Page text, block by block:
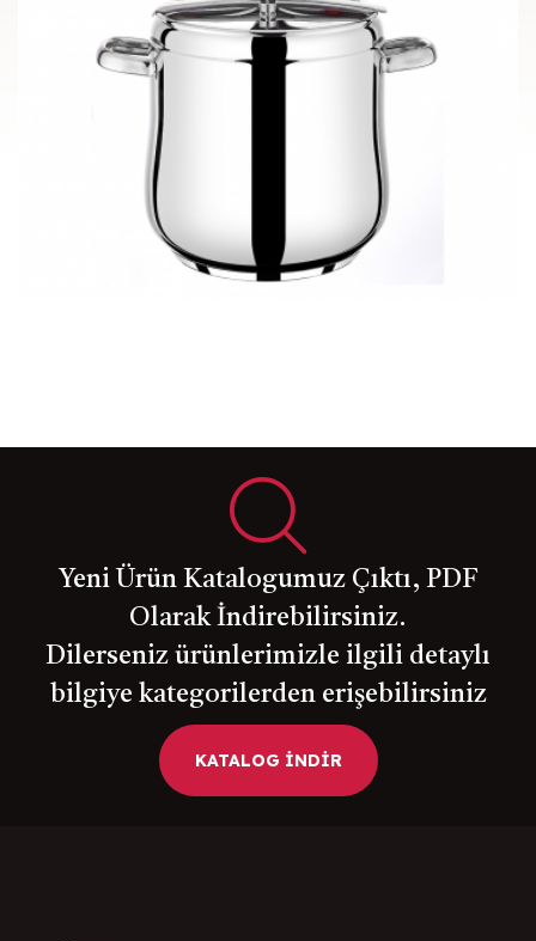
Yeni Ürün Katalogumuz Çıktı, PDF
Olarak İndirebilirsiniz.
Dilerseniz ürünlerimizle ilgili detaylı
bilgiye kategorilerden erişebilirsiniz
KATALOG İNDİR